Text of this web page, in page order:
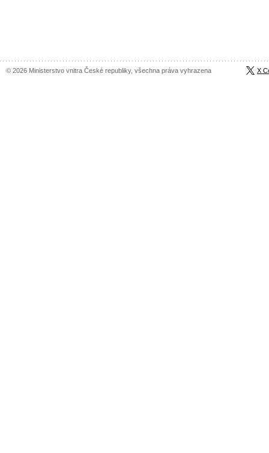
© 2026 Ministerstvo vnitra České republiky, všechna práva vyhrazena X